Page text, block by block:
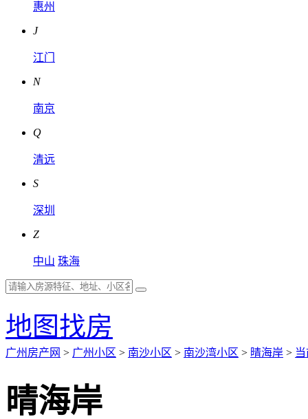
惠州
J
江门
N
南京
Q
清远
S
深圳
Z
中山 珠海
地图找房
广州房产网 > 广州小区 > 南沙小区 > 南沙湾小区 > 晴海岸 >
晴海岸